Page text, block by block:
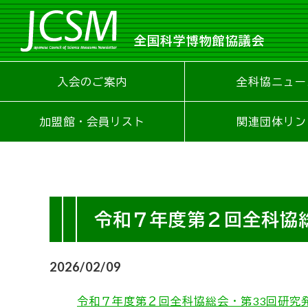
全国科学博物館協議会
入会のご案内 全科協ニュ
加盟館・会員リスト 関連団体リ
令和７年度第２回全科協
2026/02/09
令和７年度第２回全科協総会・第33回研究